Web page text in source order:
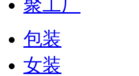
聚工厂
包装
女装